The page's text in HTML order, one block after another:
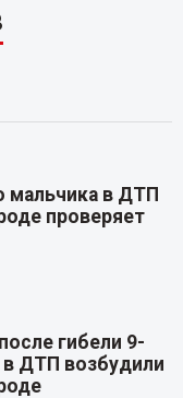
мальчика в ДТП
проверяет
гибели 9-
в ДТП возбудили